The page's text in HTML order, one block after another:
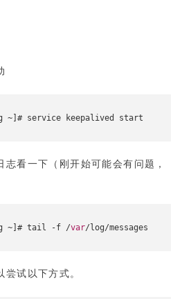
~]# service keepalived start
志看一下（刚开始可能会有问题，
~]# tail -f /var/ log/messages
尝试以下方式。